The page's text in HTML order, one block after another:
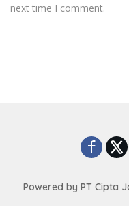
next time I comment.
Powered by PT Cipta